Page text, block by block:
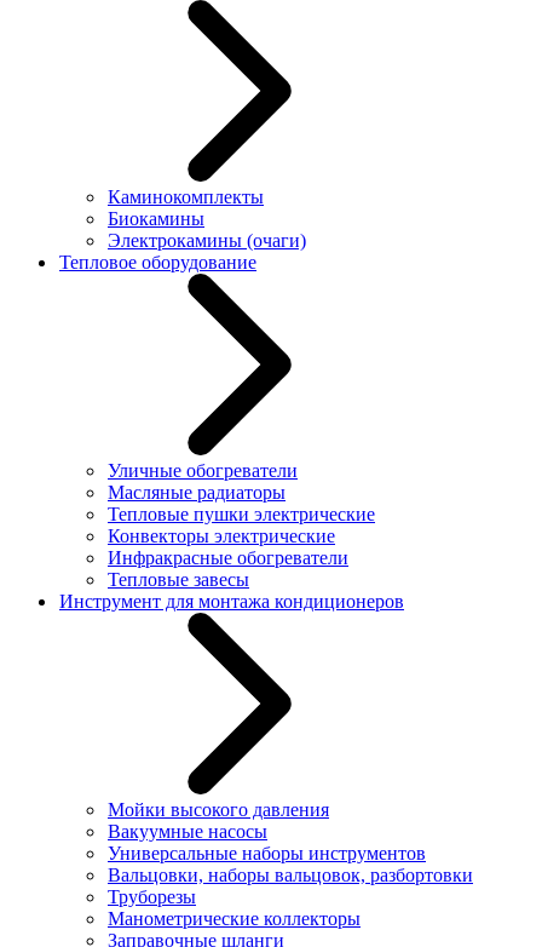
Каминокомплекты
Биокамины
Электрокамины (очаги)
Тепловое оборудование
Уличные обогреватели
Масляные радиаторы
Тепловые пушки электрические
Конвекторы электрические
Инфракрасные обогреватели
Тепловые завесы
Инструмент для монтажа кондиционеров
Мойки высокого давления
Вакуумные насосы
Универсальные наборы инструментов
Вальцовки, наборы вальцовок, разбортовки
Труборезы
Манометрические коллекторы
Заправочные шланги